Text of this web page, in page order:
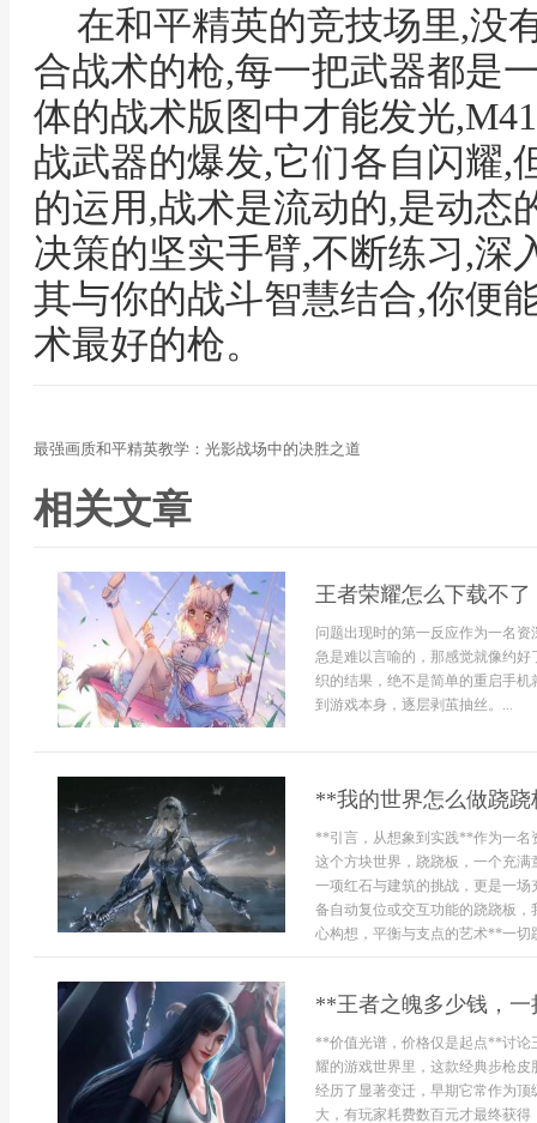
在和平精英的竞技场里,没
合战术的枪,每一把武器都是
体的战术版图中才能发光
战武器的爆发,它们各自闪耀,
的运用,战术是流动的,是动态
决策的坚实手臂,不断练习,深
其与你的战斗智慧结合,你便
术最好的枪。
最强画质和平精英教学：光影战场中的决胜之道
相关文章
王者荣耀怎么下载不
问题出现时的第一反应作为一名
急是难以言喻的，那感觉就像约
织的结果，绝不是简单的重启手
到游戏本身，逐层剥茧抽丝。...
**我的世界怎么做跷
**引言，从想象到实践**作为一名
这个方块世界，跷跷板，一个充
一项红石与建筑的挑战，更是一
备自动复位或交互功能的跷跷板
心构想，平衡与支点的艺术**一切
**王者之魄多少钱，
**价值光谱，价格仅是起点**讨论
耀的游戏世界里，这款经典步枪
经历了显著变迁，早期它常作为
大，有玩家耗费数百元才最终获得